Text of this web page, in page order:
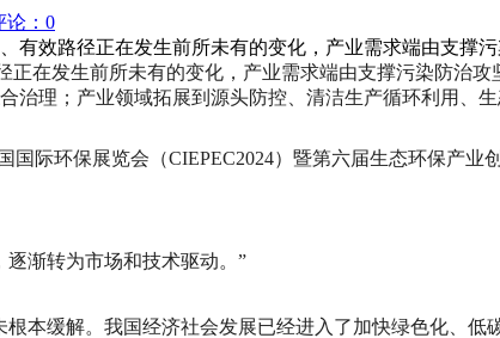
论：0
有效路径正在发生前所未有的变化，产业需求端由支撑
在发生前所未有的变化，产业需求端由支撑污染防治
治理；产业领域拓展到源头防控、清洁生产循环利用、
国际环保展览会（CIEPEC2024）暨第六届生态环保产
渐转为市场和技术驱动。”
本缓解。我国经济社会发展已经进入了加快绿色化、